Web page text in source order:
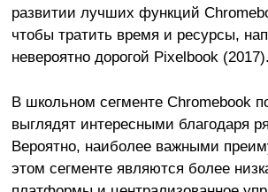
развитии лучших функций
чтобы тратить время и ресурсы,
невероятно дорогой Pixelbook (2017).
В школьном сегменте Chromebook
выглядят интересными благодаря
Вероятно, наиболее важными
этом сегменте являются более